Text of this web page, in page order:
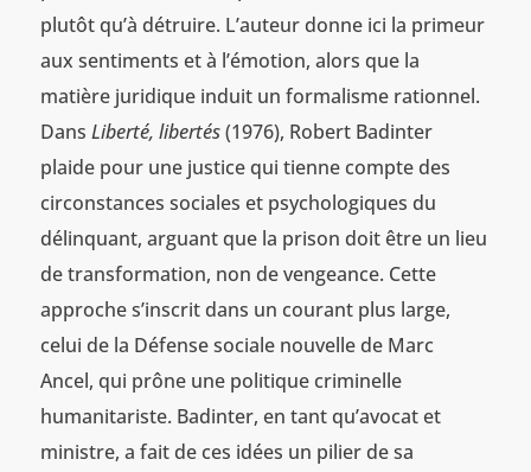
plutôt qu’à détruire. L’auteur donne ici la primeur
aux sentiments et à l’émotion, alors que la
matière juridique induit un formalisme rationnel.
Dans Liberté, libertés(1976), Robert Badinter
plaide pour une justice qui tienne compte des
circonstances sociales et psychologiques du
délinquant, arguant que la prison doit être un lieu
de transformation, non de vengeance. Cette
approche s’inscrit dans un courant plus large,
celui de la Défense sociale nouvelle de Marc
Ancel, qui prône une politique criminelle
humanitariste. Badinter, en tant qu’avocat et
ministre, a fait de ces idées un pilier de sa